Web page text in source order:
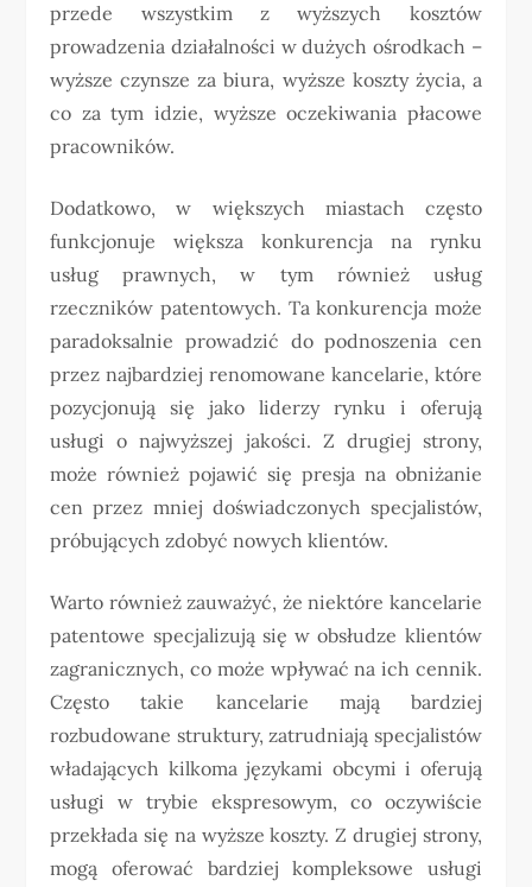
przede wszystkim z wyższych kosztów
prowadzenia działalności w dużych ośrodkach –
wyższe czynsze za biura, wyższe koszty życia, a
co za tym idzie, wyższe oczekiwania płacowe
pracowników.
Dodatkowo, w większych miastach często
funkcjonuje większa konkurencja na rynku
usług prawnych, w tym również usług
rzeczników patentowych. Ta konkurencja może
paradoksalnie prowadzić do podnoszenia cen
przez najbardziej renomowane kancelarie, które
pozycjonują się jako liderzy rynku i oferują
usługi o najwyższej jakości. Z drugiej strony,
może również pojawić się presja na obniżanie
cen przez mniej doświadczonych specjalistów,
próbujących zdobyć nowych klientów.
Warto również zauważyć, że niektóre kancelarie
patentowe specjalizują się w obsłudze klientów
zagranicznych, co może wpływać na ich cennik.
Często takie kancelarie mają bardziej
rozbudowane struktury, zatrudniają specjalistów
władających kilkoma językami obcymi i oferują
usługi w trybie ekspresowym, co oczywiście
przekłada się na wyższe koszty. Z drugiej strony,
mogą oferować bardziej kompleksowe usługi